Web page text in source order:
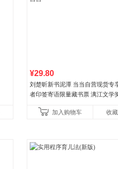
¥29.80
刘楚昕新书泥潭 当当自营现货专
者印签寄语限量藏书票 漓江文学
加入购物车 收藏